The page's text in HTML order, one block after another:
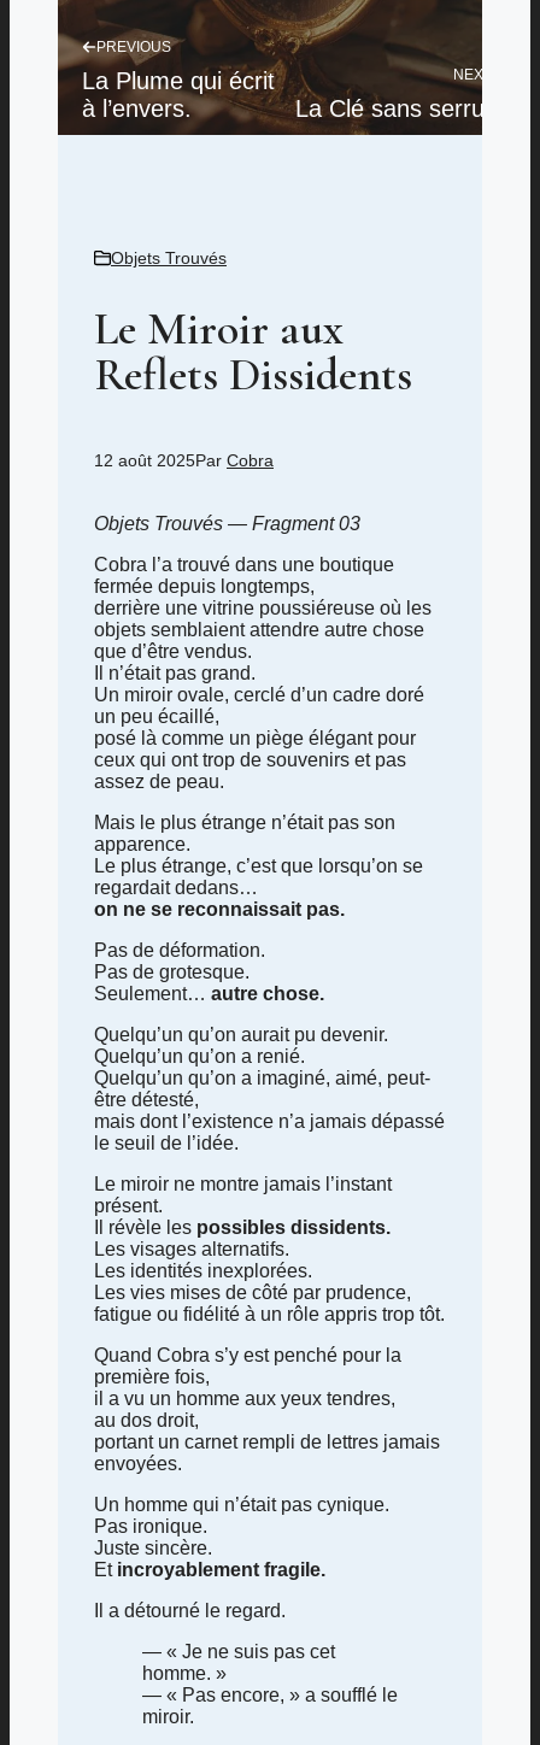
PREVIOUS
La Plume qui écrit
à l’envers.
NEXT
La Clé sans serrure
Objets Trouvés
Le Miroir aux
Reflets Dissidents
12 août 2025Par Cobra
Objets Trouvés — Fragment 03
Cobra l’a trouvé dans une boutique
fermée depuis longtemps,
derrière une vitrine poussiéreuse où les
objets semblaient attendre autre chose
que d’être vendus.
Il n’était pas grand.
Un miroir ovale, cerclé d’un cadre doré
un peu écaillé,
posé là comme un piège élégant pour
ceux qui ont trop de souvenirs et pas
assez de peau.
Mais le plus étrange n’était pas son
apparence.
Le plus étrange, c’est que lorsqu’on se
regardait dedans…
on ne se reconnaissait pas.
Pas de déformation.
Pas de grotesque.
Seulement… autre chose.
Quelqu’un qu’on aurait pu devenir.
Quelqu’un qu’on a renié.
Quelqu’un qu’on a imaginé, aimé, peut-
être détesté,
mais dont l’existence n’a jamais dépassé
le seuil de l’idée.
Le miroir ne montre jamais l’instant
présent.
Il révèle les possibles dissidents.
Les visages alternatifs.
Les identités inexplorées.
Les vies mises de côté par prudence,
fatigue ou fidélité à un rôle appris trop tôt.
Quand Cobra s’y est penché pour la
première fois,
il a vu un homme aux yeux tendres,
au dos droit,
portant un carnet rempli de lettres jamais
envoyées.
Un homme qui n’était pas cynique.
Pas ironique.
Juste sincère.
Et incroyablement fragile.
Il a détourné le regard.
— « Je ne suis pas cet
homme. »
— « Pas encore, » a soufflé le
miroir.